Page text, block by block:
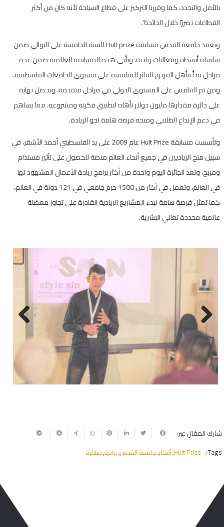
بالأمل والتجدد، كما وقررنا التركيز على قطاع السياحة لأنه كان من أكثر
القطاعات تضررًا خلال الجائحة”.
وتعقد جامعة القدس مسابقة Hult prize للسنة الخامسة على التوالي ضمن
سلسلة أنشطة وفعاليات ريادية، وتأتي هذه المسابقة العالمية ضمن عدة
مراحل تبدأ بتأهل الفريق الفائز للمنافسة على مستوى الجامعات الفلسطينية،
ومن ثم للتنافس على المستوى الدولي في مراحل متقدمة، ويحصل نهاية
على جائزة مقدارها مليون دولار تأهله لتطبيق فكرته ومشروعه، مما يساهم
في دعم الإبداع الطلابي ومنحه فرصة هامة نحو الريادة.
وتأسست مسابقة Hult Prize عام 2009 على يد الفلسطيني أحمد الأشقر، في
سبيل منح الرياديين في جميع أنحاء العالم منصة للحصول على تأثير مستدام
ومربح، وتعد الجائزة اليوم واحدة من أكثر برامج ريادة الأعمال المشهود لها
في العالم، وتعمل في أكثر من 1500 حرم جامعي في 121 دولة في العالم،
كما تمثل فرصة هامة لبدء المشاريع الريادية القادرة على تجاوز معضلة
عالمية محددة تعاني البشرية.
Previous
Next
شارك المقال عبر:
Tags:
Hult Prize
,أفكار جامعة القدس ريادية مبتكرة